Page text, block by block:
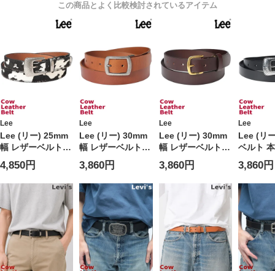
この商品とよく比較検討されているアイテム
Lee
Lee (リー) 25mm
幅 レザーベルト
ウエスタン ハラコ
調 ピンバックル
本革 ユニセックス
0120599COW
4,850円
Lee
Lee (リー) 30mm
幅 レザーベルト
本革 ロゴ ピンバ
ックル ナローベル
ト ユニセックス
120598
3,860円
Lee
Lee (リー) 30mm
幅 レザーベルト
本革 ゴールドバッ
クル ミニロゴ ユ
ニセックス
3,860円
Lee
Lee (リ
ベルト
スタン
ル ユニ
120599
3,860円